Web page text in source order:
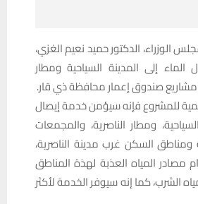
الوزراء، الدكتور حميد نعيم الغزي،
الماء إلى المدينة السياحية ومطار
صندوق إعمار محافظة ذي قار.
للمشروع فإنه سيؤمن خدمة إيصال
ومطار الناصرية، والمجمعات
ومناطق السكن غرب مدينة الناصرية،
مصادر المياه العذبة لهذة المناطق
الشرب، كما إنه سيوفر الخدمة لأكثر